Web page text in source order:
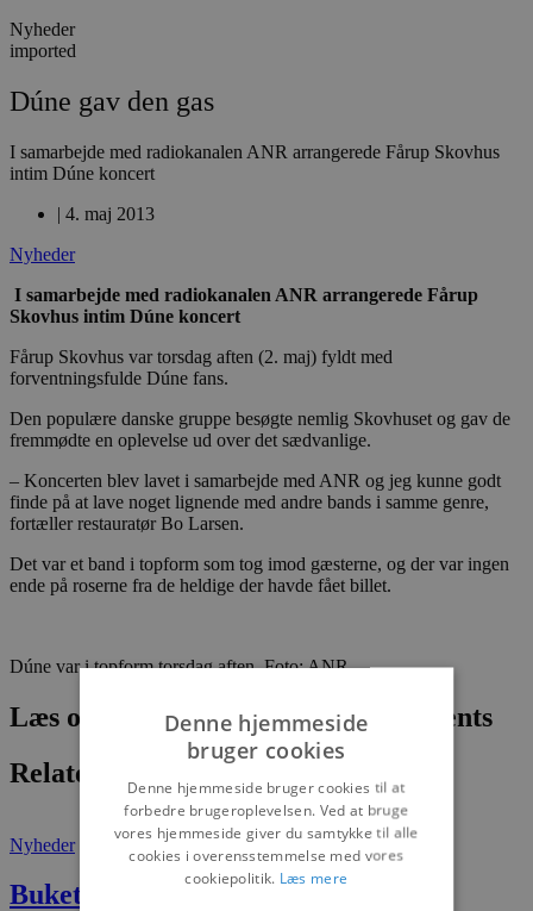
Nyheder
imported
Dúne gav den gas
I samarbejde med radiokanalen ANR arrangerede Fårup Skovhus
intim Dúne koncert
| 4. maj 2013
Nyheder
I samarbejde med radiokanalen ANR arrangerede Fårup
Skovhus intim Dúne koncert
Fårup Skovhus var torsdag aften (2. maj) fyldt med
forventningsfulde Dúne fans.
Den populære danske gruppe besøgte nemlig Skovhuset og gav de
fremmødte en oplevelse ud over det sædvanlige.
– Koncerten blev lavet i samarbejde med ANR og jeg kunne godt
finde på at lave noget lignende med andre bands i samme genre,
fortæller restauratør Bo Larsen.
Det var et band i topform som tog imod gæsterne, og der var ingen
ende på roserne fra de heldige der havde fået billet.
Dúne var i topform torsdag aften. Foto: ANR
Læs om fantastiske oplevelser og events
Relaterede artikler
Nyheder
Buketter som Grab&Go
Denne hjemmeside
bruger cookies
Denne hjemmeside bruger cookies til at
forbedre brugeroplevelsen. Ved at bruge
vores hjemmeside giver du samtykke til alle
cookies i overensstemmelse med vores
cookiepolitik. Læs mere